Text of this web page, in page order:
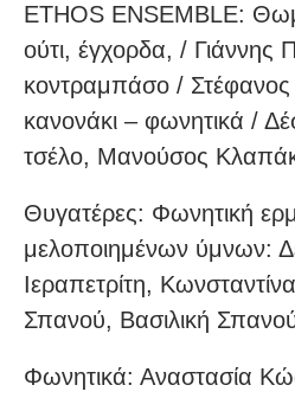
ETHOS ENSEMBLE:
ούτι, έγχορδα, / Γιάννης
κοντραμπάσο /
κανονάκι – φωνητικά /
τσέλο, Μανούσος
Θυγατέρες: Φωνητική
μελοποιημένων ύμνων:
Ιεραπετρίτη,
Σπανού, Βασιλική
Φωνητικά: Αναστασία